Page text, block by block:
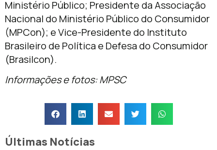
Ministério Público; Presidente da Associação
Nacional do Ministério Público do Consumidor
(MPCon); e Vice-Presidente do Instituto
Brasileiro de Política e Defesa do Consumidor
(Brasilcon).
Informações e fotos: MPSC
Últimas Notícias